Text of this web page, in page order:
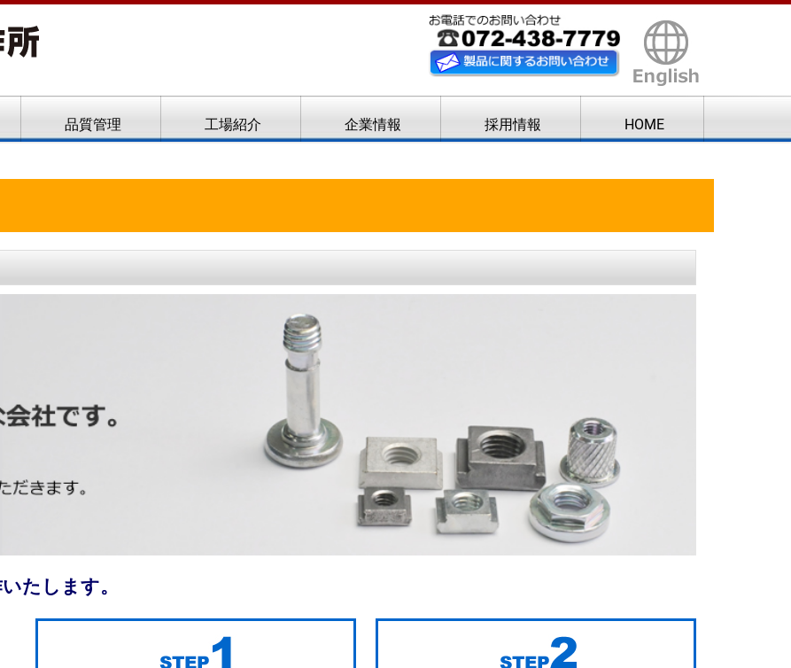
フローフォーム
品質管理 工場紹介 企業情報 採用情報 HOME
たします。